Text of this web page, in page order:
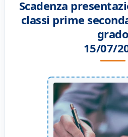
Scadenza
classi prime
grado
15/07/